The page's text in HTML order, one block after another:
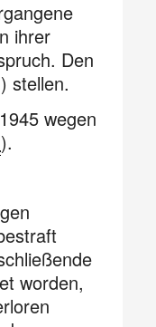
ihrer
Den
stellen.
wegen
).
worden,